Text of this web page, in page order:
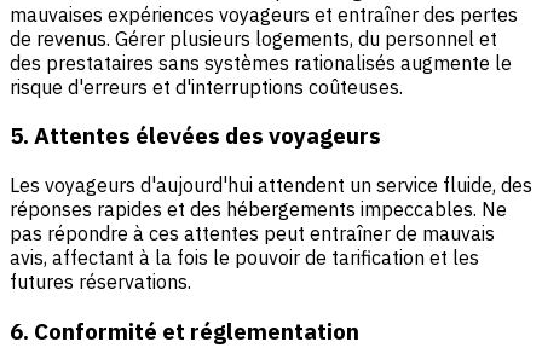
mauvaises expériences voyageurs et entraîner des pertes
de revenus. Gérer plusieurs logements, du personnel et
des prestataires sans systèmes rationalisés augmente le
risque d'erreurs et d'interruptions coûteuses.
5. Attentes élevées des voyageurs
Les voyageurs d'aujourd'hui attendent un service fluide, des
réponses rapides et des hébergements impeccables. Ne
pas répondre à ces attentes peut entraîner de mauvais
avis, affectant à la fois le pouvoir de tarification et les
futures réservations.
6. Conformité et réglementation